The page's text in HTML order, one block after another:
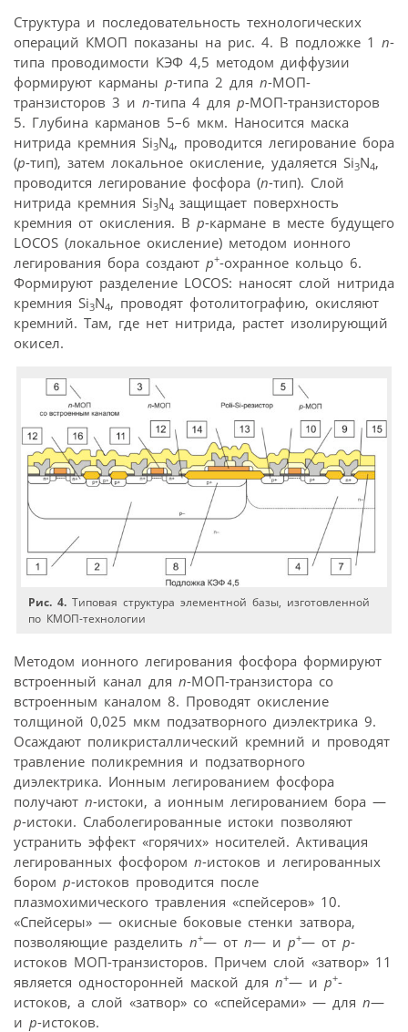
Структура и последовательность технологических
операций КМОП показаны на рис. 4. В подложке 1 n-
типа проводимости КЭФ 4,5 методом диффузии
формируют карманы p-типа 2 для n-МОП-
транзисторов 3 и n-типа 4 для p-МОП-транзисторов
5. Глубина карманов 5–6 мкм. Наносится маска
нитрида кремния Si3N4, проводится легирование бора
(p-тип), затем локальное окисление, удаляется Si3N4,
проводится легирование фосфора (n-тип). Слой
нитрида кремния Si3N4 защищает поверхность
кремния от окисления. В p-кармане в месте будущего
LOCOS (локальное окисление) методом ионного
легирования бора создают р+-охранное кольцо 6.
Формируют разделение LOCOS: наносят слой нитрида
кремния Si3N4, проводят фотолитографию, окисляют
кремний. Там, где нет нитрида, растет изолирующий
окисел.
Рис. 4. Типовая структура элементной базы, изготовленной
по КМОП-технологии
Методом ионного легирования фосфора формируют
встроенный канал для n-МОП-транзистора со
встроенным каналом 8. Проводят окисление
толщиной 0,025 мкм подзатворного диэлектрика 9.
Осаждают поликристаллический кремний и проводят
травление поликремния и подзатворного
диэлектрика. Ионным легированием фосфора
получают n-истоки, а ионным легированием бора —
p-истоки. Слаболегированные истоки позволяют
устранить эффект «горячих» носителей. Активация
легированных фосфором n-истоков и легированных
бором p-истоков проводится после
плазмохимического травления «спейсеров» 10.
«Спейсеры» — окисные боковые стенки затвора,
позволяющие разделить n+— от n— и p+— от p-
истоков МОП-транзисторов. Причем слой «затвор» 11
является односторонней маской для n+— и p+-
истоков, а слой «затвор» со «спейсерами» — для n—
и p-истоков.